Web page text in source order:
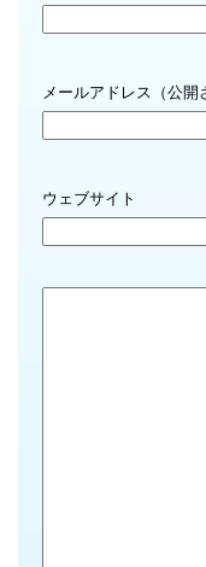
メールアドレス（公開
ウェブサイト